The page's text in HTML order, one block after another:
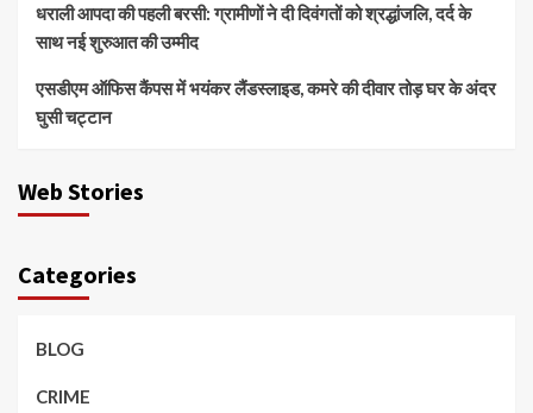
धराली आपदा की पहली बरसी: ग्रामीणों ने दी दिवंगतों को श्रद्धांजलि, दर्द के
साथ नई शुरुआत की उम्मीद
एसडीएम ऑफिस कैंपस में भयंकर लैंडस्लाइड, कमरे की दीवार तोड़ घर के अंदर
घुसी चट्टान
Web Stories
Categories
BLOG
CRIME